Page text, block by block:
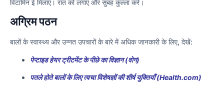
विटामिन ई मिलाएं। रात को लगाएं और सुबह कुल्ला करें।
अग्रिम पठन
बालों के स्वास्थ्य और उन्नत उपचारों के बारे में अधिक जानकारी के लिए, देखें:
पेप्टाइड हेयर ट्रीटमेंट के पीछे का विज्ञान (वोग)
पतले होते बालों के लिए त्वचा विशेषज्ञों की शीर्ष युक्तियाँ (Health.com)